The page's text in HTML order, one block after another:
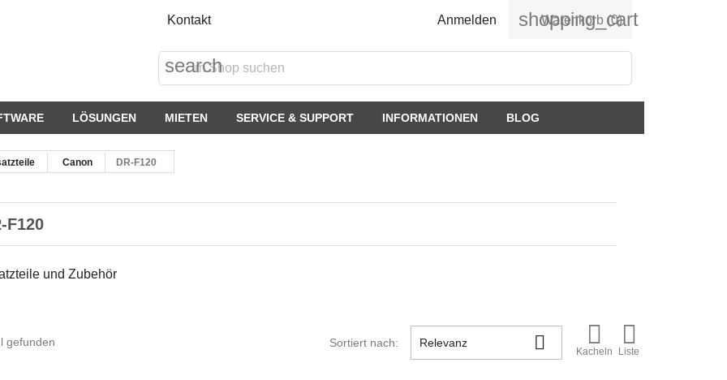
Kontakt Anmelden shopping_cart
Warenkorb (0)
search
LÖSUNGEN MIETEN SERVICE & SUPPORT INFORMATIONEN BLOG
Canon DR-F120
F120
und Zubehör
gefunden Sortiert nach: Relevanz  
Kacheln

Liste